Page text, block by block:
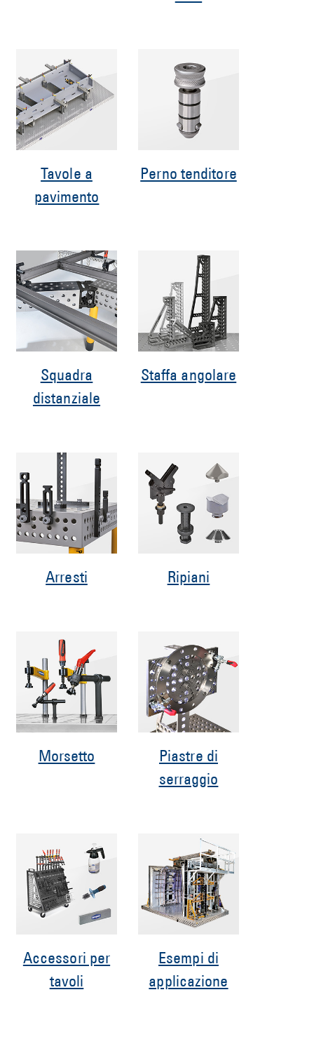
Tavole a
pavimento
Perno tenditore
Squadra
distanziale
Staffa angolare
Arresti Ripiani
Morsetto
Piastre di
serraggio
Accessori per
tavoli
Esempi di
applicazione